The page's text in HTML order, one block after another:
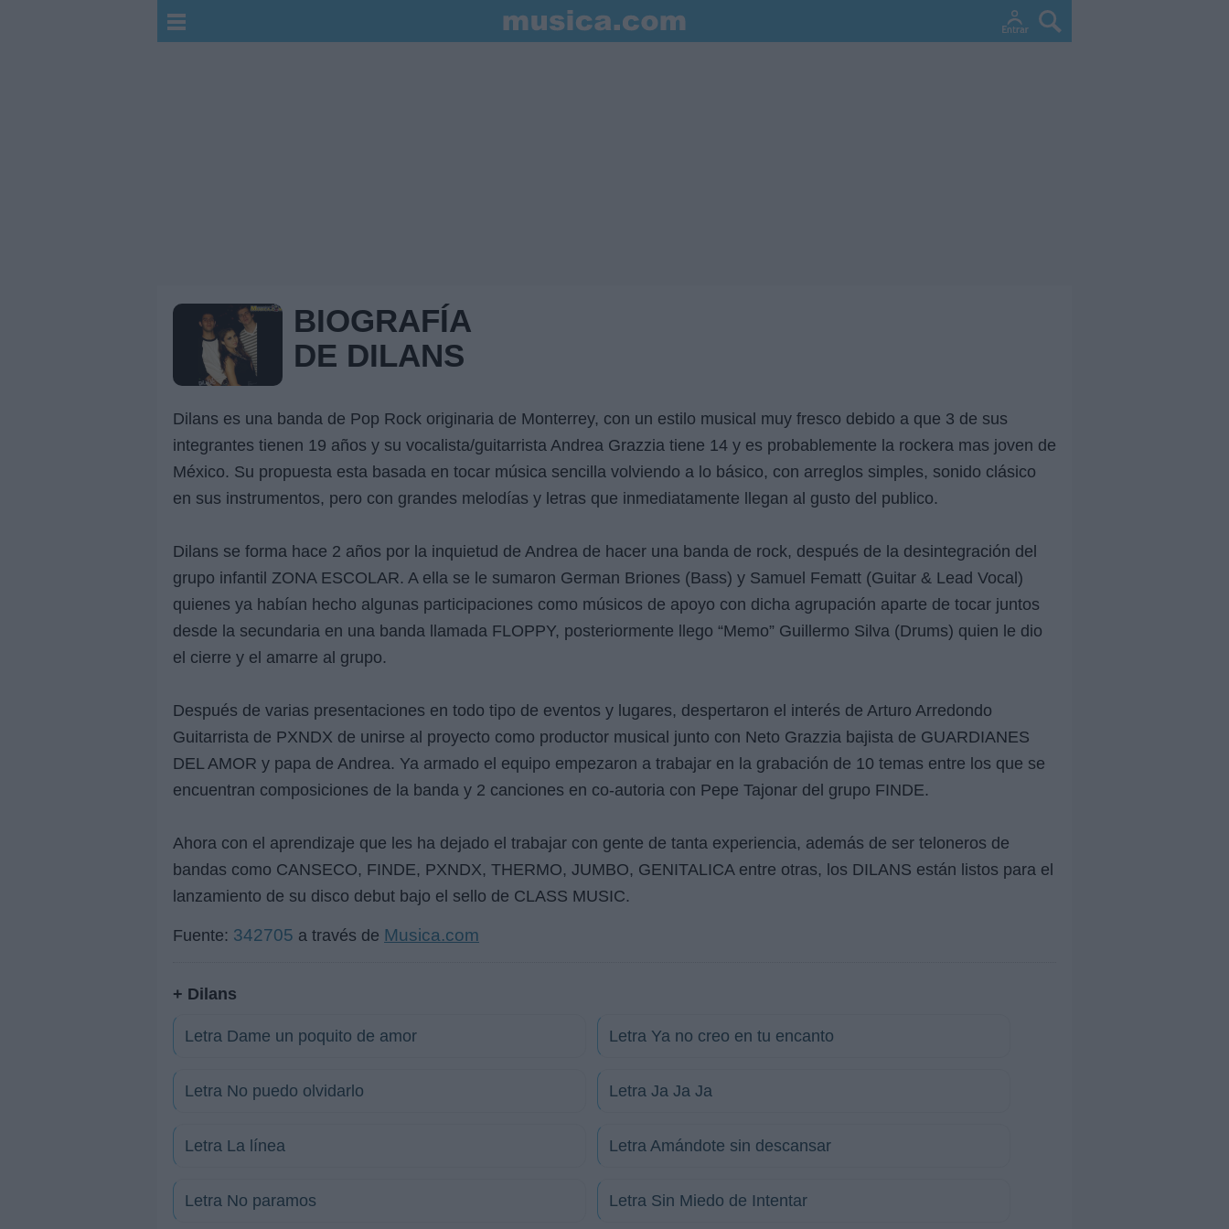
BIOGRAFÍA
DE DILANS
Dilans es una banda de Pop Rock originaria de Monterrey, con un estilo musical muy fresco debido a que 3 de sus
integrantes tienen 19 años y su vocalista/guitarrista Andrea Grazzia tiene 14 y es probablemente la rockera mas joven de
México. Su propuesta esta basada en tocar música sencilla volviendo a lo básico, con arreglos simples, sonido clásico
en sus instrumentos, pero con grandes melodías y letras que inmediatamente llegan al gusto del publico.
Dilans se forma hace 2 años por la inquietud de Andrea de hacer una banda de rock, después de la desintegración del
grupo infantil ZONA ESCOLAR. A ella se le sumaron German Briones (Bass) y Samuel Fematt (Guitar & Lead Vocal)
quienes ya habían hecho algunas participaciones como músicos de apoyo con dicha agrupación aparte de tocar juntos
desde la secundaria en una banda llamada FLOPPY, posteriormente llego “Memo” Guillermo Silva (Drums) quien le dio
el cierre y el amarre al grupo.
Después de varias presentaciones en todo tipo de eventos y lugares, despertaron el interés de Arturo Arredondo
Guitarrista de PXNDX de unirse al proyecto como productor musical junto con Neto Grazzia bajista de GUARDIANES
DEL AMOR y papa de Andrea. Ya armado el equipo empezaron a trabajar en la grabación de 10 temas entre los que se
encuentran composiciones de la banda y 2 canciones en co-autoria con Pepe Tajonar del grupo FINDE.
Ahora con el aprendizaje que les ha dejado el trabajar con gente de tanta experiencia, además de ser teloneros de
bandas como CANSECO, FINDE, PXNDX, THERMO, JUMBO, GENITALICA entre otras, los DILANS están listos para el
lanzamiento de su disco debut bajo el sello de CLASS MUSIC.
Fuente: 342705 a través de Musica.com
+ Dilans
Letra Dame un poquito de amor Letra Ya no creo en tu encanto
Letra No puedo olvidarlo Letra Ja Ja Ja
Letra La línea Letra Amándote sin descansar
Letra No paramos Letra Sin Miedo de Intentar